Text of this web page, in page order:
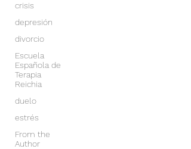
crisis
depresión
divorcio
Escuela
Española de
Terapia
Reichia
duelo
estrés
From the
Author